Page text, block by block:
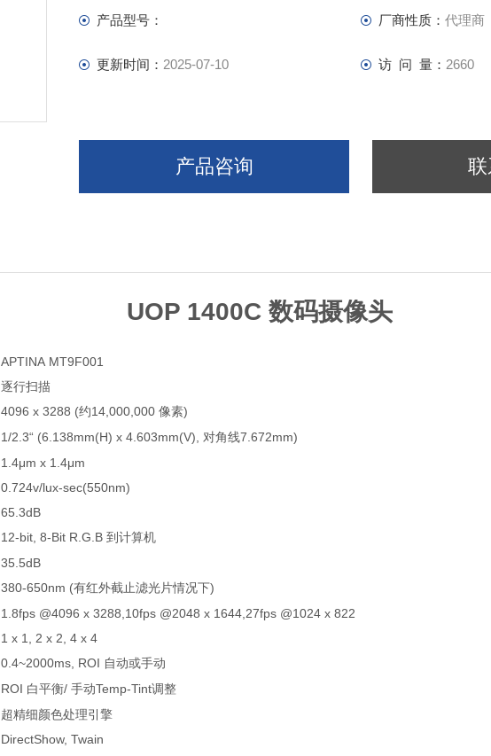
4096 x 3288 （约14,000,000 像素）
1/2.3“ （6.138mm（H） x 4.603mm（V）, 对角线7.672mm）
产品型号： 厂商性质： 代理商
更新时间： 2025-07-10 访 问 量： 2660
产品咨询
UOP 1400C 数码摄像头
APTINA MT9F001
逐行扫描
4096 x 3288 (约14,000,000 像素)
1/2.3“ (6.138mm(H) x 4.603mm(V), 对角线7.672mm)
1.4μm x 1.4μm
0.724v/lux-sec(550nm)
65.3dB
12-bit, 8-Bit R.G.B 到计算机
35.5dB
380-650nm (有红外截止滤光片情况下)
1.8fps @4096 x 3288,10fps @2048 x 1644,27fps @1024 x 822
1 x 1, 2 x 2, 4 x 4
0.4~2000ms, ROI 自动或手动
ROI 白平衡/ 手动Temp-Tint调整
超精细颜色处理引擎
DirectShow, Twain